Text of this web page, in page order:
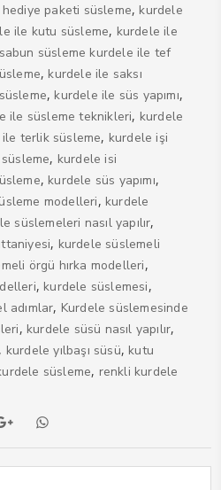
paketi süsleme, kurdele
ile kutu süsleme, kurdele ile
süsleme kurdele ile tef
, kurdele ile saksı
, kurdele ile süs yapımı,
ile süsleme teknikleri, kurdele
terlik süsleme, kurdele işi
, kurdele isi
, kurdele süs yapımı,
modelleri, kurdele
süslemeleri nasıl yapılır,
, kurdele süslemeli
örgü hırka modelleri,
, kurdele süslemesi,
adımlar, Kurdele süslemesinde
, kurdele süsü nasıl yapılır,
, kurdele yılbaşı süsü, kutu
süsleme, renkli kurdele